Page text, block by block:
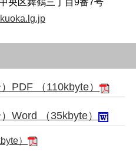
PDF （110kbyte）
Word （35kbyte）
）